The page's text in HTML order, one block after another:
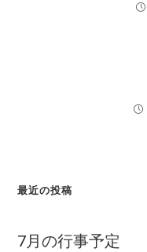
最近の投稿
7月の行事予定